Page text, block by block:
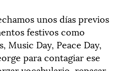
unos días previos
festivos como
Music Day, Peace Day,
para contagiar ese